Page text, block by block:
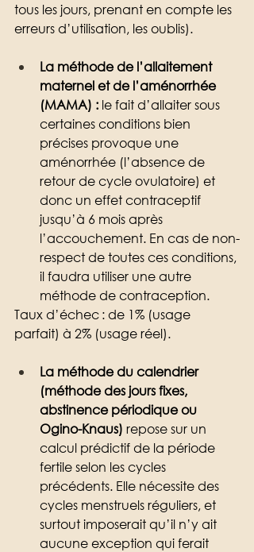
tous les jours, prenant en compte les
erreurs d’utilisation, les oublis).
La méthode de l’allaitement
maternel et de l’aménorrhée
(MAMA) : le fait d’allaiter sous
certaines conditions bien
précises provoque une
aménorrhée (l’absence de
retour de cycle ovulatoire) et
donc un effet contraceptif
jusqu’à 6 mois après
l’accouchement. En cas de non-
respect de toutes ces conditions,
il faudra utiliser une autre
méthode de contraception.
Taux d’échec : de 1% (usage
parfait) à 2% (usage réel).
La méthode du calendrier
(méthode des jours fixes,
abstinence périodique ou
Ogino-Knaus) repose sur un
calcul prédictif de la période
fertile selon les cycles
précédents. Elle nécessite des
cycles menstruels réguliers, et
surtout imposerait qu’il n’y ait
aucune exception qui ferait